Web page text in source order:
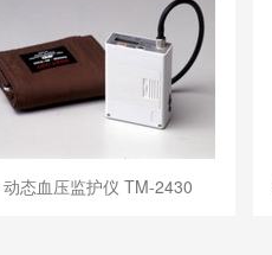
动态血压监护仪 TM-2430